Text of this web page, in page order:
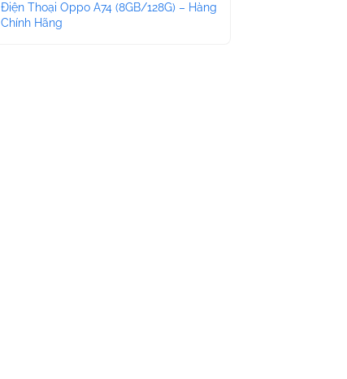
Điện Thoại Oppo A74 (8GB/128G) – Hàng
Chính Hãng